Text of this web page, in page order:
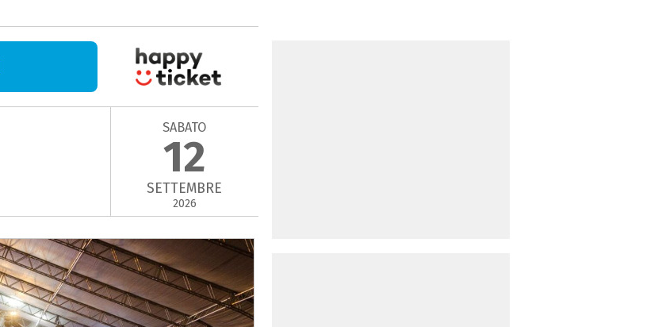
SABATO
12
SETTEMBRE
2026